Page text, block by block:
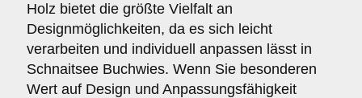
Holz bietet die größte Vielfalt an
Designmöglichkeiten, da es sich leicht
verarbeiten und individuell anpassen lässt in
Schnaitsee Buchwies. Wenn Sie besonderen
Wert auf Design und Anpassungsfähigkeit